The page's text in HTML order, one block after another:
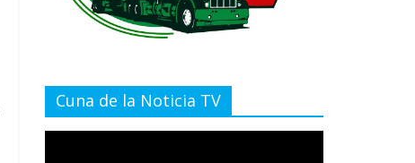
Cuna de la Noticia TV